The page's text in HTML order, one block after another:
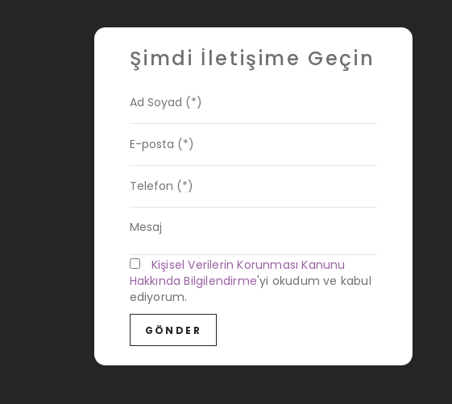
Şimdi İletişime Geçin
Kişisel Verilerin Korunması Kanunu
Hakkında Bilgilendirme'yi okudum ve kabul
ediyorum.